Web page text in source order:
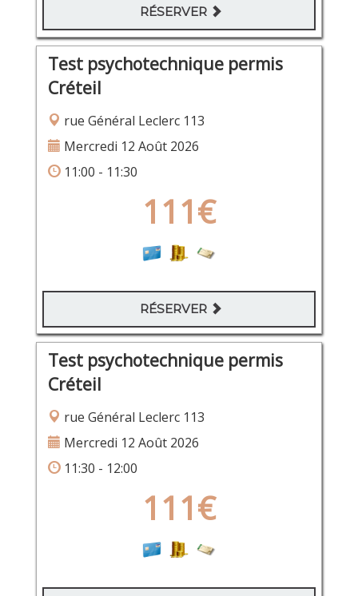
RÉSERVER
Test psychotechnique permis
Créteil
rue Général Leclerc 113
Mercredi 12 Août 2026
11:00 - 11:30
111€
RÉSERVER
Test psychotechnique permis
Créteil
rue Général Leclerc 113
Mercredi 12 Août 2026
11:30 - 12:00
111€